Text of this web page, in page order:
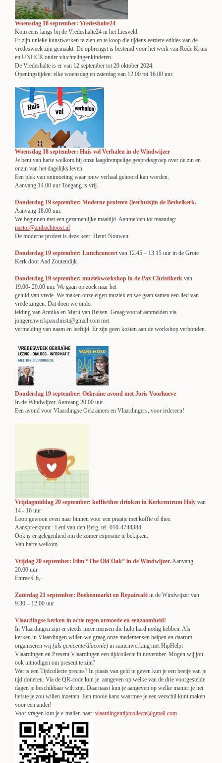
Woensdag 18 september: Vredeshalte24
Kom eens langs bij de Vredeshalte24 in het Liesveld.
Er zijn unieke kunstwerken te zien en te koop die tijdens eerdere edities van de
vredesweek zijn gemaakt. De opbrengst is bestemd voor het werk van Rode Kruis
en UNHCR onder vluchtelingenkinderen.
De Vredeshalte is er van 12 september tot 20 oktober 2024.
Openingstijden: elke woensdag en zaterdag van 12.00 tot 16.00 uur.
Woensdag 18 september: Huis vol Verhalen in de Windwijzer
Je bent van harte welkom bij onze laagdrempelige gespreksgroep over de zin en
onzin van het dagelijks leven.
Een plek van ontmoeting waar jouw verhaal gehoord kan worden.
Aanvang 14.00 uur Toegang is vrij.
Donderdag 19 september: Moderne profeten (leerhuis)in de Bethelkerk.
Aanvang 18.00 uur.
We beginnen met een gezamenlijke maaltijd. Aanmelden tot maandag:
pastor@ambachtoost.nl
De moderne profeet is deze keer: Henri Nouwen.
Donderdag 19 september: Lunchconcert van 12.45 – 13.15 uur in de Grote
Kerk door Aad Zoutendijk
Donderdag 19 september: muziekworkshop in de Pax Christikerk van
19.00- 20.00 uur. We gaan op zoek naar het
geluid van vrede. We maken onze eigen muziek en we gaan samen een lied van
vrede zingen. Dat doen we onder
leiding van Annika en Marit van Reisen. Graag vooraf aanmelden via
jongerenwerkpaxchristi@gmail.com met
vermelding van naam en leeftijd. Er zijn geen kosten aan de workshop verbonden.
Donderdag 19 september: Oekraïne avond met Joris Voorhoeve
In de Windwijzer. Aanvang 20.00 uur.
Een avond voor Vlaardingse Oekraïners en Vlaardingers, voor iedereen!
Vrijdagmiddag 20 september: koffie/thee drinken in Kerkcentrum Holy van
14 - 16 uur
Loop gewoon even naar binnen voor een praatje met koffie of thee.
Aanspreekpunt : Leni van den Berg, tel. 010-4744384.
Ook is er gelegenheid om de zomer expositie te bekijken.
Van harte welkom.
Vrijdag 20 september: Film “The Old Oak” in de Windwijzer.Aanvang
20.00 uur
Entree € 6,-
Zaterdag 21 september: Boekenmarkt en Repaircafé in de Windwijzer van
9.30 – 12.00 uur
Vlaardingse kerken in actie tegen armoede en eenzaamheid!
In Vlaardingen zijn er steeds meer mensen die hulp hard nodig hebben. Als
kerken in Vlaardingen willen we graag onze medemensen helpen en daarom
organiseren wij (als gemeente/diaconie) in samenwerking met HipHelpt
Vlaardingen en Present Vlaardingen een tijdcollecte in november. Mogen wij jou
ook uitnodigen om present te zijn?
Wat is een Tijdcollecte precies? In plaats van geld te geven kun je een beetje van je
tijd doneren. Via de QR-code kun je aangeven op welke van de drie voorgestelde
dagen je beschikbaar wilt zijn. Daarnaast kun je aangeven op welke manier je het
liefste je zou willen inzetten. Een mooie kans waarmee je een verschil kunt maken
voor een ander!
Voor vragen kun je e-mailen naar: vlaardingentijdcollecte@gmail.com